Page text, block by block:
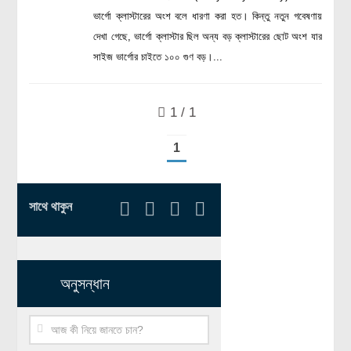
জলবায়ু পরিবর্তন
কম্পিউটার সায়েন্স
ইলেকট্রিক্যাল ইঞ্জিনিয়ারিং
জেনেটিক ইঞ্জিনিয়ারিং
বায়োটেকনোলজি
ভার্গো ক্লাস্টারের অংশ বলে ধারণা করা হত। কিন্তু নতুন গবেষণায়
দেখা গেছে, ভার্গো ক্লাস্টার ছিল অন্য বড় ক্লাস্টারের ছোট অংশ যার
সাইজ ভার্গোর চাইতে ১০০ গুণ বড়।...
1 / 1
1
সাথে থাকুন
অনুসন্ধান